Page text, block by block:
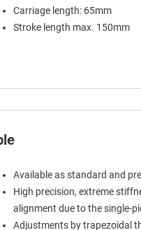
Carriage length: 65mm
Stroke length max. 150mm
Available as standard and
High precision, extreme
alignment due to the single-
Adjustments by trapezoidal